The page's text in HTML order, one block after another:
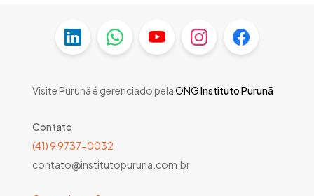
Visite Purunã é gerenciado pelaONGInstituto Purunã
Contato
(41) 9 9737-0032
contato@institutopuruna.com.br